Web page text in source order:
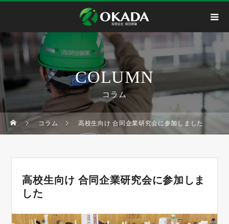
COLUMN
コラム
コラム 高校生向け 合同企業研究会に参加しました
高校生向け 合同企業研究会に参加しま
した